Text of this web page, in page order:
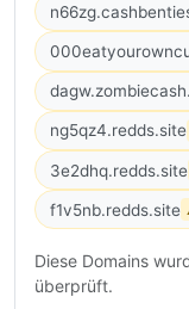
ng5qz4.redds.site
3e2dhq.redds.site
f1v5nb.redds.site
Diese Domains
überprüft.